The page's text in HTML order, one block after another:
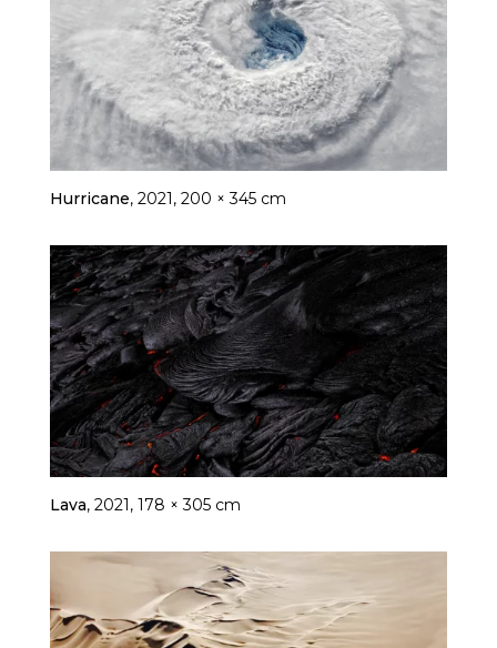
Hurricane, 2021, 200 × 345 cm
Lava, 2021, 178 × 305 cm